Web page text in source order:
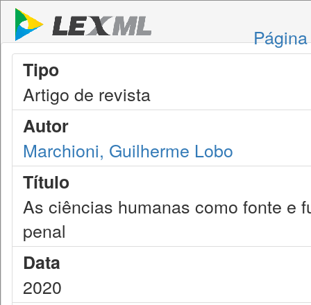
Tipo
Artigo de revista
Autor
Marchioni, Guilherme Lobo
Título
As ciências humanas como fonte e
penal
Data
2020